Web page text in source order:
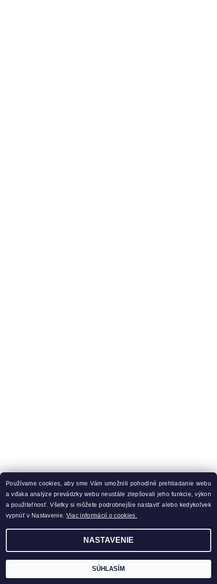
Používame cookies, aby sme Vám umožnili pohodlné prehliadanie webu
a vďaka analýze prevádzky webu neustále zlepšovali jeho funkcie, výkon
a použiteľnosť. Všetky si môžete podrobnejšie nastaviť alebo kedykoľvek
vypnúť v Nastavenie. Viac informácií o cookies.
NASTAVENIE
SÚHLASÍM